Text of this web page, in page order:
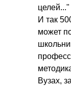
И так
может
Вузах,